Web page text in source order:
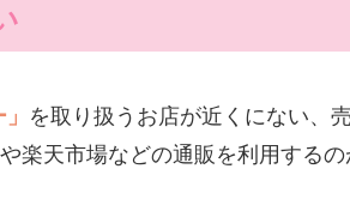
を取り扱うお店が近くにない、
楽天市場などの通販を利用するの